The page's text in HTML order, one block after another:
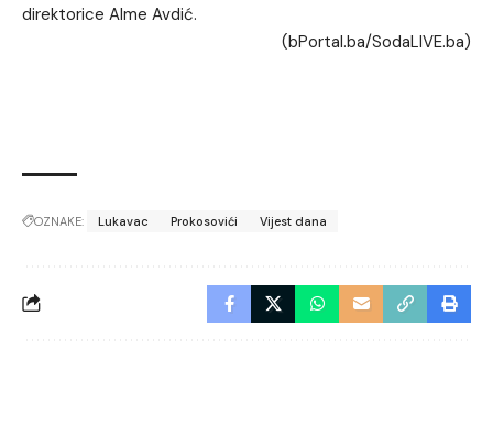
direktorice Alme Avdić.
(bPortal.ba/SodaLIVE.ba)
OZNAKE: Lukavac Prokosovići Vijest dana